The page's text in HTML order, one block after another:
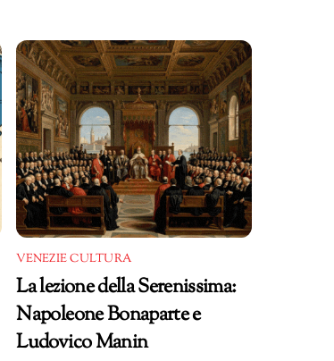
VENEZIE CULTURA
La lezione della Serenissima:
Napoleone Bonaparte e
Ludovico Manin